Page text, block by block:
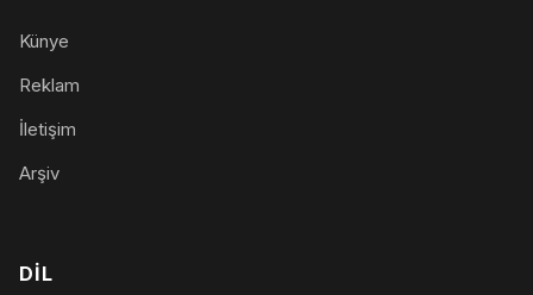
Künye
Reklam
İletişim
Arşiv
DIL